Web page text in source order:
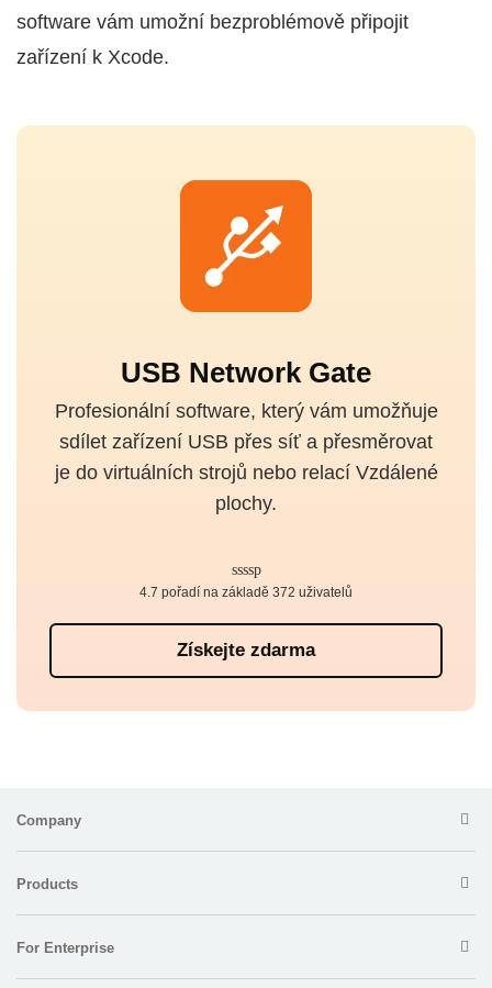
software vám umožní bezproblémově připojit
zařízení k Xcode.
USB Network Gate
Profesionální software, který vám umožňuje
sdílet zařízení USB přes síť a přesměrovat
je do virtuálních strojů nebo relací Vzdálené
plochy.
Získejte zdarma
4.7 pořadí na základě 372 uživatelů
Company
Products
For Enterprise